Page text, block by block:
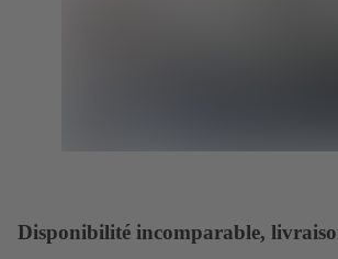
Disponibilité incomparable,